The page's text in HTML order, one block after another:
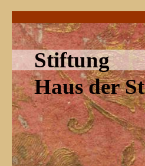
Stiftung
Haus der